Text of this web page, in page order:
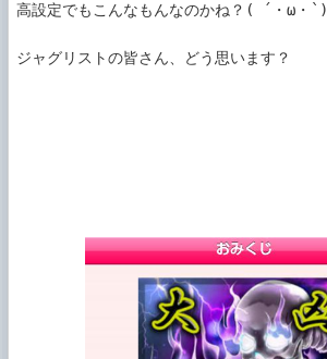
高設定でもこんなもんなのかね？( ´・ω・`)
ジャグリストの皆さん、どう思います？